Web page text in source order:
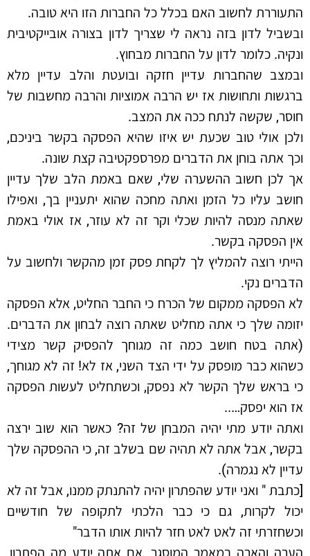
התעוררת לחשוב האם בכלל כל החברות הזו היא טובה.
ובשביל לדון בזה נראה לי שצריך לדון בצורה אובייקטיבית
ונקיה. כלומר לדון על החברות מבחוץ.
ובמצב שהחברות עדיין חזקה ובועטת והלב עדיין מלא
ברגשות ותחושות אז יש הרבה אמוציות והרבה מחשבות של
חוסר, שקשה לנתח ככה את המצב.
ולכן אולי טוב שכעת יש איזו שהיא הפסקה בקשר ביניכם,
וכך אתה בוחן את הדברים מפרספקטיבה קצת שונה.
אך לכן חשוב ההשערה שלי, שאם באמת הלב שלך עדיין
חושב עליו כל הזמן ואתה מחכה שהוא יתעניין בך, ואפילו
שאתה מנסה להיות שכלי וקר זה לא עוזר, אז אולי באמת
אין הפסקה בקשר.
הייתי רוצה להמליץ לך לקחת פסק זמן מהקשר ולחשוב על
הדברים נקי.
לא הפסקה ממקום של הכרח כי החבר החליט, אלא הפסקה
יזומה שלך כי אתה מחליט שאתה רוצה לבחון את הדברים.
(אתה בטח חושב כמה זה מגוחך להפסיק קשר מצידי
כשהוא כבר מופסק על ידי הצד השני, אז לא! זה לא מגוחך,
כי בראש שלך הקשר לא נפסק, וכשתחליט לעשות הפסקה
אז הוא יפסק…..
ואתה יודע מתי יהיה המבחן של זה? כאשר הוא שוב ירצה
בקשר, אבל אתה לא תהיה שם בשלב זה, כי ההפסקה שלך
עדיין לא נגמרה).
[כתבת " ואני יודע שהפתרון יהיה להתנתק ממנו, אבל זה לא
יכול לקרות, גם כי כבר הלכתי לתקופה של חודשיים
וכשחזרתי זה לאט לאט חזר להיות אותו הדבר"
הערה והארה במאמר המוסגר, אם אתה יודע מה הפתרון,